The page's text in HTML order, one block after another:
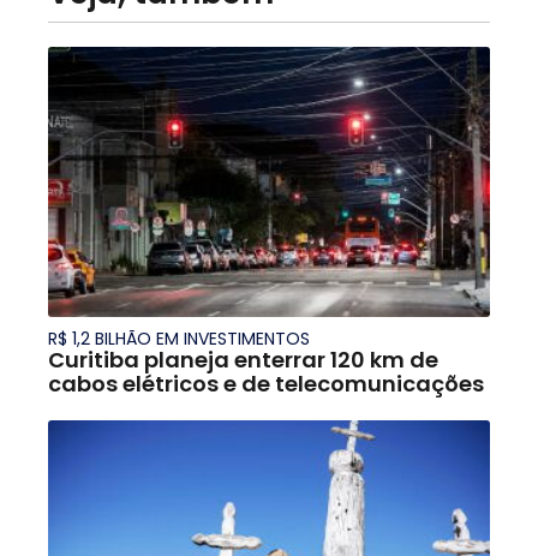
R$ 1,2 BILHÃO EM INVESTIMENTOS
Curitiba planeja enterrar 120 km de
cabos elétricos e de telecomunicações